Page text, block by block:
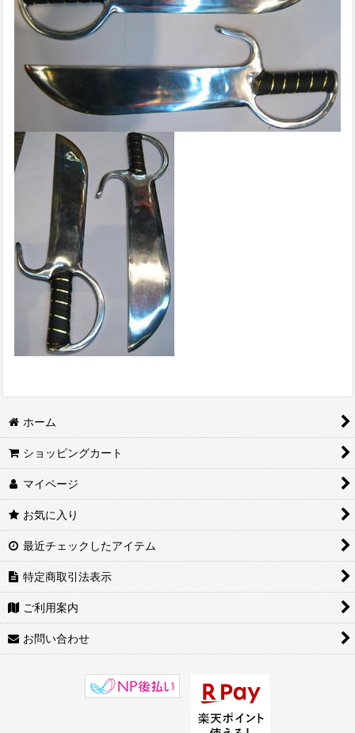
ホーム
ショッピングカート
マイページ
お気に入り
最近チェックしたアイテム
特定商取引法表示
ご利用案内
お問い合わせ